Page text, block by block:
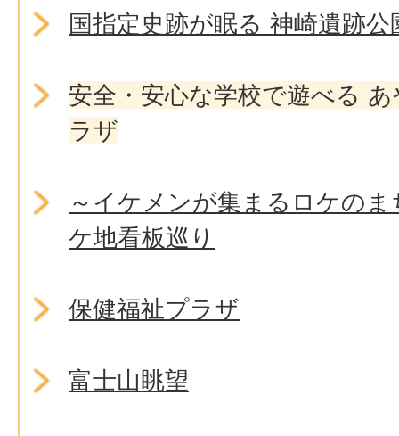
国指定史跡が眠る 神崎遺跡公
安全・安心な学校で遊べる
ラザ
～イケメンが集まるロケの
ケ地看板巡り
保健福祉プラザ
富士山眺望